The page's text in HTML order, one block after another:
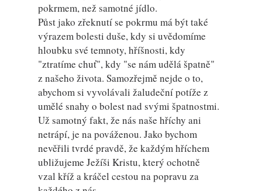
pokrmem, než samotné jídlo.
Půst jako zřeknutí se pokrmu má být také
výrazem bolesti duše, kdy si uvědomíme
hloubku své temnoty, hříšnosti, kdy
"ztratíme chuť", kdy "se nám udělá špatně"
z našeho života. Samozřejmě nejde o to,
abychom si vyvolávali žaludeční potíže z
umělé snahy o bolest nad svými špatnostmi.
Už samotný fakt, že nás naše hříchy ani
netrápí, je na pováženou. Jako bychom
nevěřili tvrdé pravdě, že každým hříchem
ubližujeme Ježíši Kristu, který ochotně
vzal kříž a kráčel cestou na popravu za